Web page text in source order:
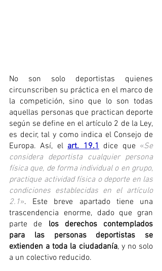
No son solo deportistas quienes
circunscriben su práctica en el marco de
la competición, sino que lo son todas
aquellas personas que practican deporte
según se define en el artículo 2 de la Ley,
es decir, tal y como indica el Consejo de
Europa. Así, el art. 19.1 dice que «Se
considera deportista cualquier persona
física que, de forma individual o en grupo,
practique actividad física o deporte en las
condiciones establecidas en el artículo
2.1». Este breve apartado tiene una
trascendencia enorme, dado que gran
parte de los derechos contemplados
para las personas deportistas se
extienden a toda la ciudadanía, y no solo
a un colectivo reducido.